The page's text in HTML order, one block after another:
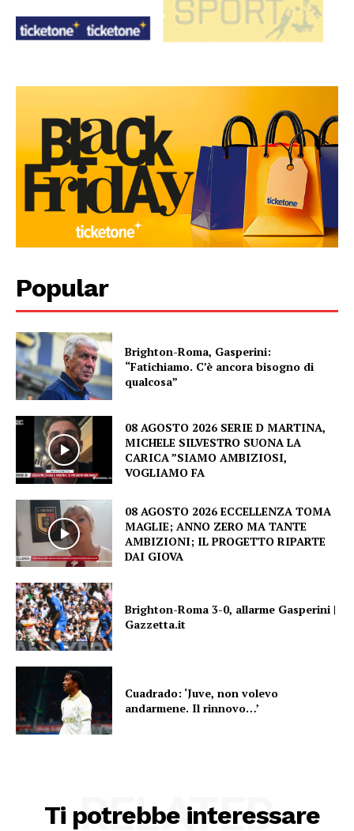
Popular
Brighton-Roma, Gasperini:
“Fatichiamo. C’è ancora bisogno di
qualcosa”
08 AGOSTO 2026 SERIE D MARTINA,
MICHELE SILVESTRO SUONA LA
CARICA ”SIAMO AMBIZIOSI,
VOGLIAMO FA
08 AGOSTO 2026 ECCELLENZA TOMA
MAGLIE; ANNO ZERO MA TANTE
AMBIZIONI; IL PROGETTO RIPARTE
DAI GIOVA
Brighton-Roma 3-0, allarme Gasperini |
Gazzetta.it
Cuadrado: ‘Juve, non volevo
andarmene. Il rinnovo…’
Ti potrebbe interessare
RELATED